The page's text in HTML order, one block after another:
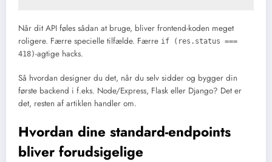
Når dit API føles sådan at bruge, bliver frontend-koden meget
roligere. Færre specielle tilfælde. Færre if (res.status ===
418)-agtige hacks.
Så hvordan designer du det, når du selv sidder og bygger din
første backend i f.eks. Node/Express, Flask eller Django? Det er
det, resten af artiklen handler om.
Hvordan dine standard-endpoints
bliver forudsigelige